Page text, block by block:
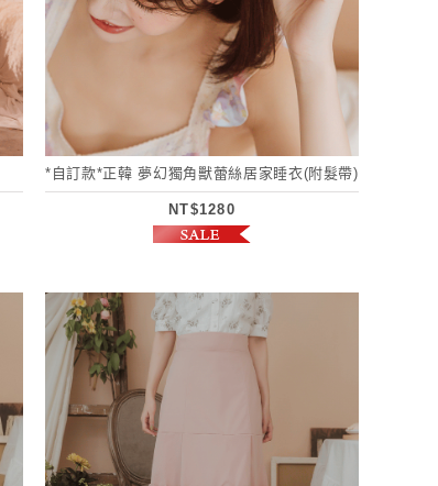
*自訂款*正韓 夢幻獨角獸蕾絲居家睡衣(附髮帶)
NT$1280